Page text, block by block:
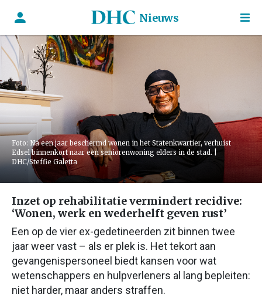
Nieuws
Foto: Na een jaar beschermd wonen in het Statenkwartier, verhuist
Edsel binnenkort naar een seniorenwoning elders in de stad. |
DHC/Steffie Galetta
Inzet op rehabilitatie vermindert recidive:
‘Wonen, werk en wederhelft geven rust’
Een op de vier ex-gedetineerden zit binnen twee
jaar weer vast – als er plek is. Het tekort aan
gevangenispersoneel biedt kansen voor wat
wetenschappers en hulpverleners al lang bepleiten:
niet harder, maar anders straffen.